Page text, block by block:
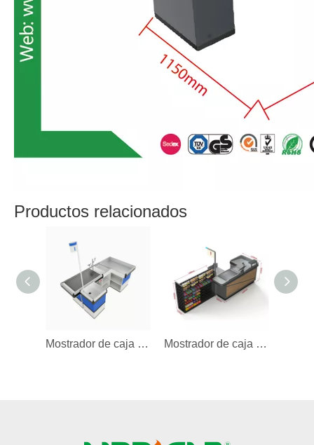
Productos relacionados
Mostrador de caja con espacio de almacenamiento Mostrador de caja con estante de exhibición